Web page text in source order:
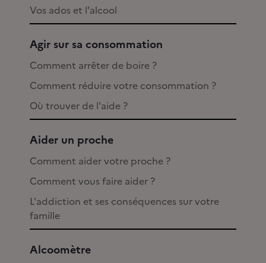
Vos ados et l'alcool
Agir sur sa consommation
Comment arrêter de boire ?
Comment réduire votre consommation ?
Où trouver de l'aide ?
Aider un proche
Comment aider votre proche ?
Comment vous faire aider ?
L'addiction et ses conséquences sur votre
famille
Alcoomètre